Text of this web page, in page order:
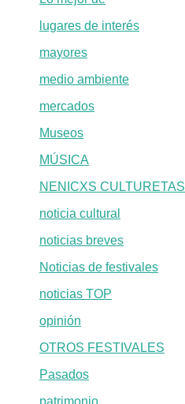
lugares de interés
mayores
medio ambiente
mercados
Museos
MÚSICA
NENICXS CULTURETAS
noticia cultural
noticias breves
Noticias de festivales
noticias TOP
opinión
OTROS FESTIVALES
Pasados
patrimonio